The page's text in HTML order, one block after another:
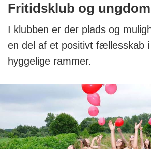
Fritidsklub og
I klubben er der plads og
en del af et positivt fællesskab
hyggelige rammer.